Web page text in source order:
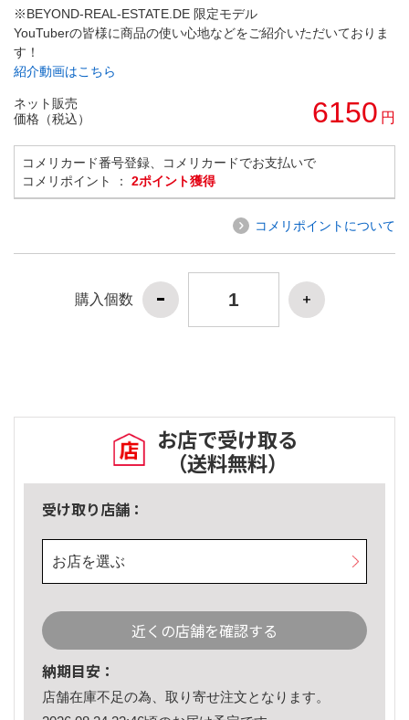
※BEYOND-REAL-ESTATE.DE 限定モデル
YouTuberの皆様に商品の使い心地などをご紹介いただいておりま
す！
紹介動画はこちら
ネット販売
価格（税込）
6150 円
コメリカード番号登録、コメリカードでお支払いで
コメリポイント ： 2ポイント獲得
コメリポイントについて
購入個数
お店で受け取る
（送料無料）
受け取り店舗：
お店を選ぶ
近くの店舗を確認する
納期目安：
店舗在庫不足の為、取り寄せ注文となります。